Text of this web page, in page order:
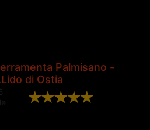
Palmisano -
di Ostia